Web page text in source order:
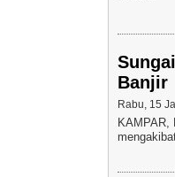
Banjir
Rabu, 15
KAMPAR,